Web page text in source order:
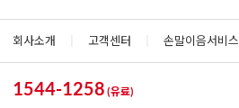
회사소개 고객센터 손말이음서비스
1544-1258 (유료)